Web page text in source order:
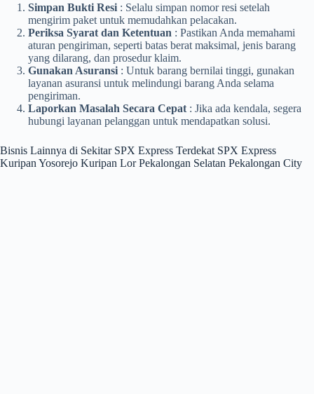
Simpan Bukti Resi : Selalu simpan nomor resi setelah
mengirim paket untuk memudahkan pelacakan.
Periksa Syarat dan Ketentuan : Pastikan Anda memahami
aturan pengiriman, seperti batas berat maksimal, jenis barang
yang dilarang, dan prosedur klaim.
Gunakan Asuransi : Untuk barang bernilai tinggi, gunakan
layanan asuransi untuk melindungi barang Anda selama
pengiriman.
Laporkan Masalah Secara Cepat : Jika ada kendala, segera
hubungi layanan pelanggan untuk mendapatkan solusi.
Bisnis Lainnya di Sekitar SPX Express Terdekat SPX Express
Kuripan Yosorejo Kuripan Lor Pekalongan Selatan Pekalongan City